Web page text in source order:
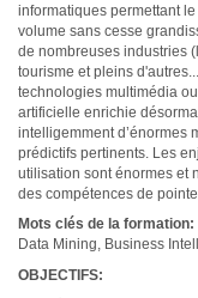
informatiques permettant
volume sans cesse
de nombreuses industries
tourisme et pleins
technologies multimédia
artificielle enrichie
intelligemment d’énormes
prédictifs pertinents. Les
utilisation sont énormes et
des compétences de
Mots clés de la formation:
Data Mining, Business
OBJECTIFS: